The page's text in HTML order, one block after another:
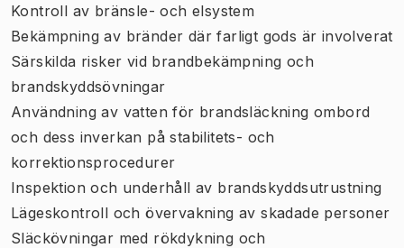
Kontroll av bränsle- och elsystem
Bekämpning av bränder där farligt gods är involverat
Särskilda risker vid brandbekämpning och
brandskyddsövningar
Användning av vatten för brandsläckning ombord
och dess inverkan på stabilitets- och
korrektionsprocedurer
Inspektion och underhåll av brandskyddsutrustning
Lägeskontroll och övervakning av skadade personer
Släckövningar med rökdykning och